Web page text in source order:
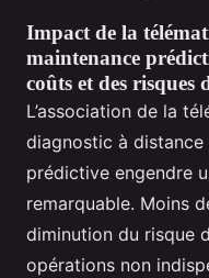
Impact de la
maintenance
coûts et des risques
L’association de la
diagnostic à
prédictive engendre
remarquable. Moins
diminution du risque
opérations non